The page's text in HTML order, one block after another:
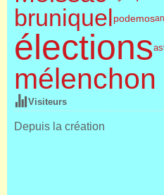
bruniquelpodemos
élections
mélenchon
Visiteurs
Depuis la création